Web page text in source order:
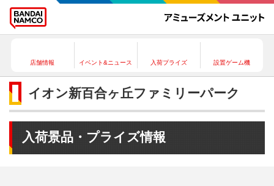
店舗情報 イベント&ニュース 入荷プライズ 設置ゲーム機
イオン新百合ヶ丘ファミリーパーク
入荷景品・プライズ情報